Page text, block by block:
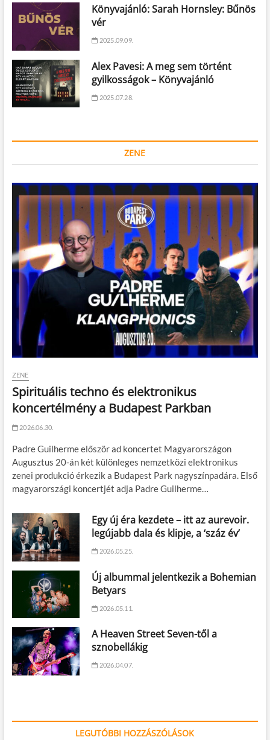
Könyvajánló: Sarah Hornsley: Bűnös
vér
2025.09.09.
Alex Pavesi: A meg sem történt
gyilkosságok – Könyvajánló
2025.07.28.
ZENE
ZENE
Spirituális techno és elektronikus
koncertélmény a Budapest Parkban
2026.06.30.
Padre Guilherme először ad koncertet Magyarországon
Augusztus 20-án két különleges nemzetközi elektronikus
zenei produkció érkezik a Budapest Park nagyszínpadára. Első
magyarországi koncertjét adja Padre Guilherme…
Egy új éra kezdete – itt az aurevoir.
legújabb dala és klipje, a ‘száz év’
2026.05.25.
Új albummal jelentkezik a Bohemian
Betyars
2026.05.11.
A Heaven Street Seven-től a
sznobellákig
2026.04.07.
LEGUTÓBBI HOZZÁSZÓLÁSOK